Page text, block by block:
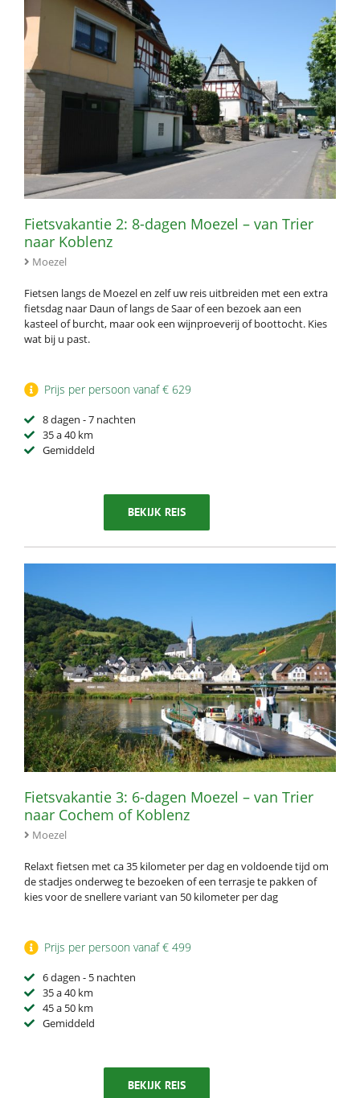
Fietsvakantie 2: 8-dagen Moezel – van Trier
naar Koblenz
Moezel
Fietsen langs de Moezel en zelf uw reis uitbreiden met een extra
fietsdag naar Daun of langs de Saar of een bezoek aan een
kasteel of burcht, maar ook een wijnproeverij of boottocht. Kies
wat bij u past.
Prijs per persoon vanaf € 629
8 dagen - 7 nachten
35 a 40 km
Gemiddeld
BEKIJK REIS
Fietsvakantie 3: 6-dagen Moezel – van Trier
naar Cochem of Koblenz
Moezel
Relaxt fietsen met ca 35 kilometer per dag en voldoende tijd om
de stadjes onderweg te bezoeken of een terrasje te pakken of
kies voor de snellere variant van 50 kilometer per dag
Prijs per persoon vanaf € 499
6 dagen - 5 nachten
35 a 40 km
45 a 50 km
Gemiddeld
BEKIJK REIS